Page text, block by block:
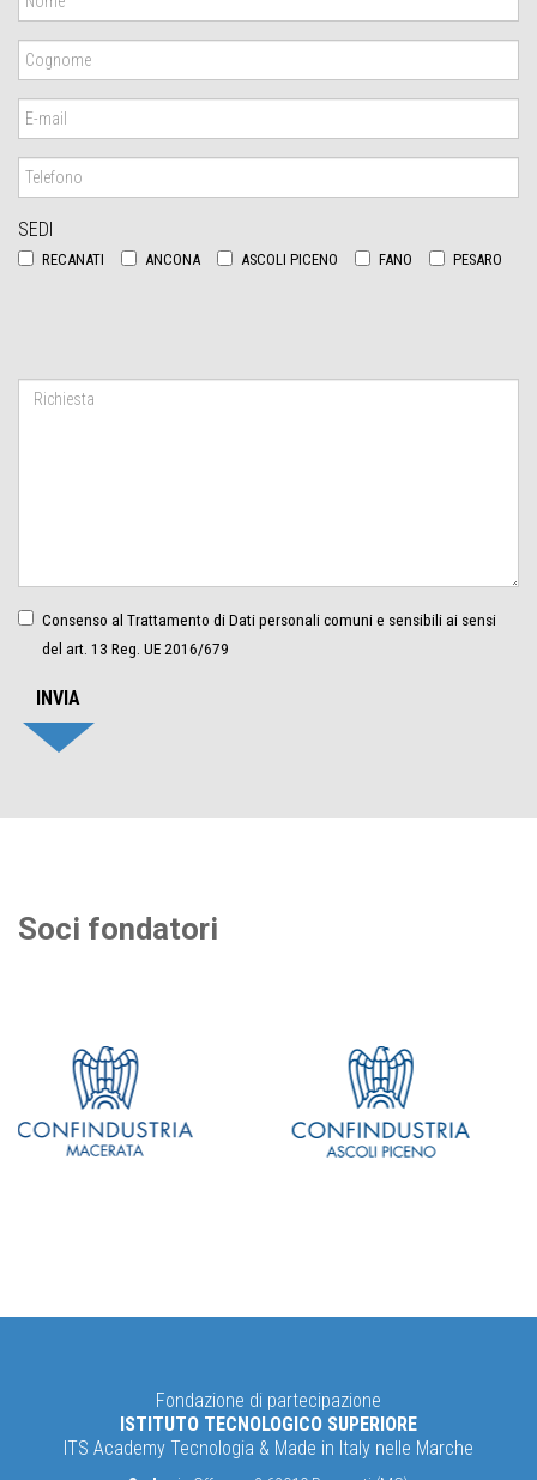
SEDI
RECANATI ANCONA ASCOLI PICENO FANO PESARO
Consenso al Trattamento di Dati personali comuni e sensibili ai sensi
del art. 13 Reg. UE 2016/679
INVIA
Soci fondatori
Fondazione di partecipazione
ISTITUTO TECNOLOGICO SUPERIORE
ITS Academy Tecnologia & Made in Italy nelle Marche